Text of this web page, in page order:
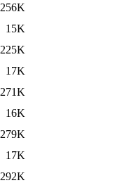
256K
15K
225K
17K
271K
16K
279K
17K
292K